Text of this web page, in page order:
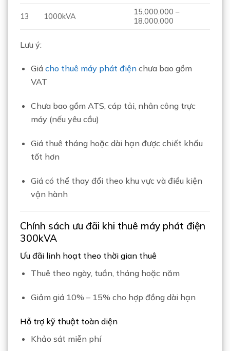
13 1000kVA
15.000.000 –
18.000.000
Lưu ý:
Giá cho thuê máy phát điệnchưa bao gồm
VAT
Chưa bao gồm ATS, cáp tải, nhân công trực
máy (nếu yêu cầu)
Giá thuê tháng hoặc dài hạn được chiết khấu
tốt hơn
Giá có thể thay đổi theo khu vực và điều kiện
vận hành
Chính sách ưu đãi khi thuê máy phát điện
300kVA
Ưu đãi linh hoạt theo thời gian thuê
Thuê theo ngày, tuần, tháng hoặc năm
Giảm giá 10% – 15% cho hợp đồng dài hạn
Hỗ trợ kỹ thuật toàn diện
Khảo sát miễn phí